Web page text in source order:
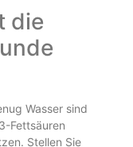
die
Wasser sind
Fettsäuren
Stellen Sie